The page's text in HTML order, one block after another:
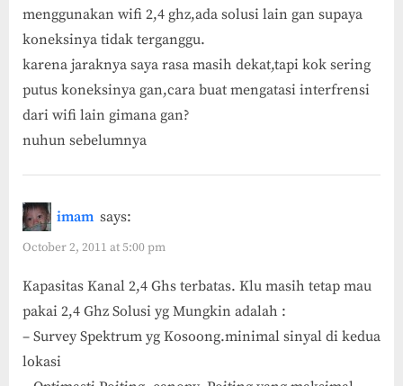
menggunakan wifi 2,4 ghz,ada solusi lain gan supaya
koneksinya tidak terganggu.
karena jaraknya saya rasa masih dekat,tapi kok sering
putus koneksinya gan,cara buat mengatasi interfrensi
dari wifi lain gimana gan?
nuhun sebelumnya
imam says:
October 2, 2011 at 5:00 pm
Kapasitas Kanal 2,4 Ghs terbatas. Klu masih tetap mau
pakai 2,4 Ghz Solusi yg Mungkin adalah :
– Survey Spektrum yg Kosoong.minimal sinyal di kedua
lokasi